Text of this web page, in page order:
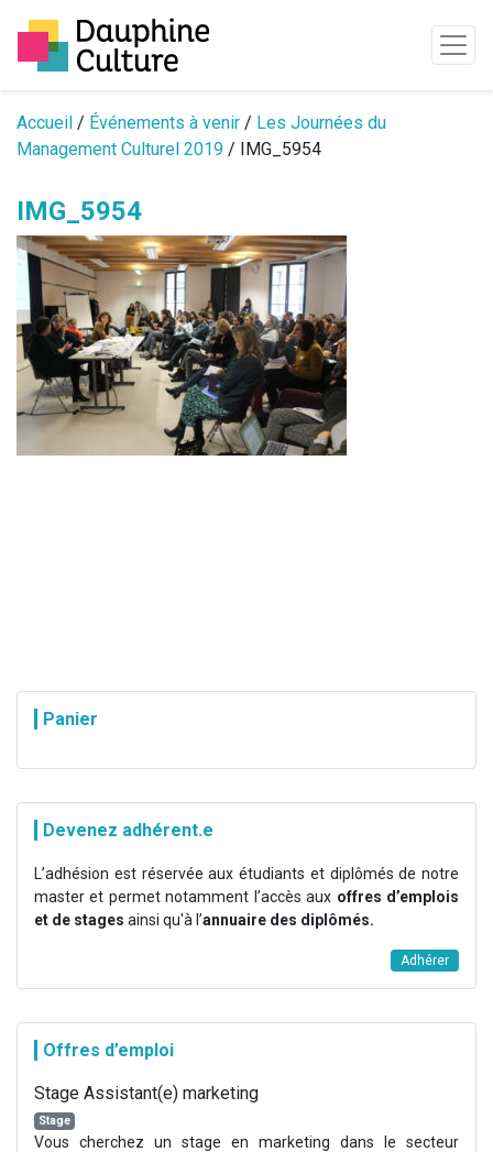
Passer au contenu
Accueil / Événements à venir / Les Journées du
Management Culturel 2019 / IMG_5954
IMG_5954
Panier
Devenez adhérent.e
L’adhésion est réservée aux étudiants et diplômés de notre
master et permet notamment l’accès aux offres d’emplois
et de stages ainsi qu'à l’annuaire des diplômés.
Adhérer
Offres d’emploi
Stage Assistant(e) marketing
Stage
Vous cherchez un stage en marketing dans le secteur